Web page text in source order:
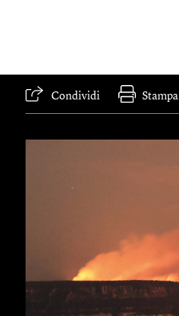
Condividi Stampa